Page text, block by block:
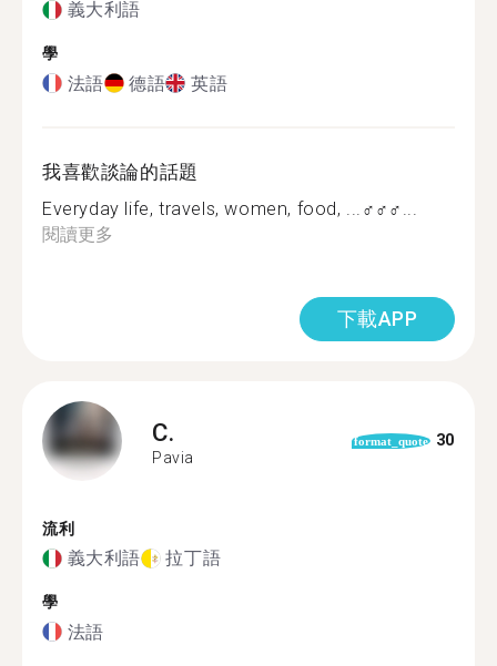
義大利語
學
法語 德語 英語
我喜歡談論的話題
Everyday life, travels, women, food, ...‍♂️‍♂️‍♂...
閱讀更多
下載APP
C.
Pavia
format_quote 30
流利
義大利語 拉丁語
學
法語